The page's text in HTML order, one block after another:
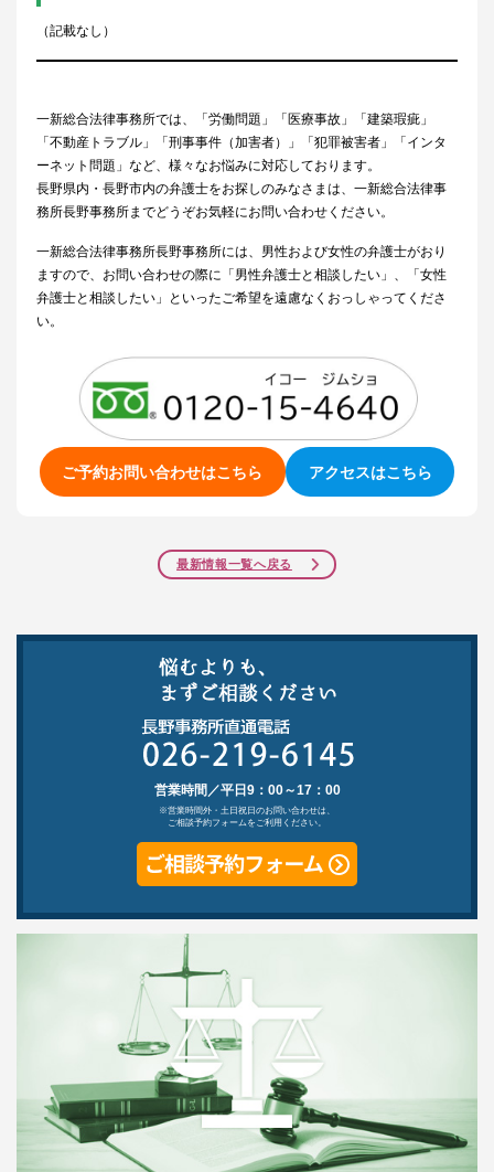
（記載なし）
一新総合法律事務所では、「労働問題」「医療事故」「建築瑕疵」
「不動産トラブル」「刑事事件（加害者）」「犯罪被害者」「インタ
ーネット問題」など、様々なお悩みに対応しております。
長野県内・長野市内の弁護士をお探しのみなさまは、一新総合法律事
務所長野事務所までどうぞお気軽にお問い合わせください。
一新総合法律事務所長野事務所には、男性および女性の弁護士がおり
ますので、お問い合わせの際に「男性弁護士と相談したい」、「女性
弁護士と相談したい」といったご希望を遠慮なくおっしゃってくださ
い。
ご予約お問い合わせはこちら アクセスはこちら
最新情報一覧へ戻る
営業時間／平日9：00～17：00
※営業時間外・土日祝日のお問い合わせは、
ご相談予約フォームをご利用ください。